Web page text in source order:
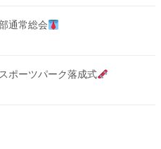
通常総会
ポーツパーク落成式